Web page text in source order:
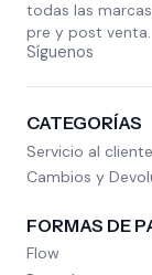
todas las
pre y post venta.
Síguenos
CATEGORÍAS
Servicio al cliente
Cambios y
FORMAS DE
Flow